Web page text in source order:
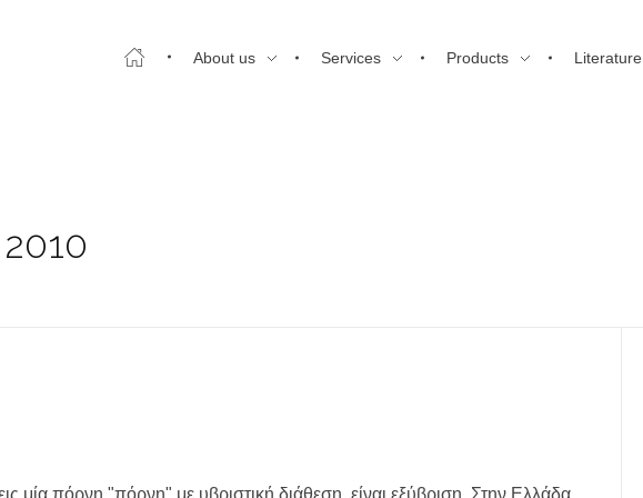
About us Services Products Literature
πόρνη "πόρνη" με υβριστική διάθεση, είναι εξύβριση. Στην Ελλάδα,